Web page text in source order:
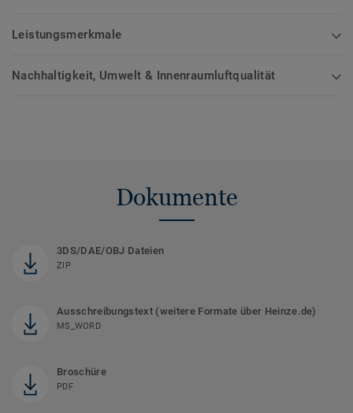
Leistungsmerkmale
Nachhaltigkeit, Umwelt & Innenraumluftqualität
Dokumente
3DS/DAE/OBJ Dateien
ZIP
Ausschreibungstext (weitere Formate über Heinze.de)
MS_WORD
Broschüre
PDF